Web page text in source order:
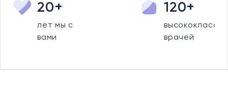
20+
лет мы с
вами
120+
врачей